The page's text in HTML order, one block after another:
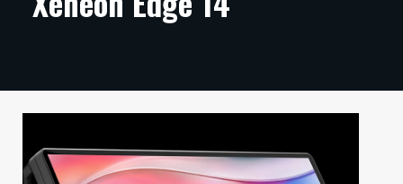
ARTIKKELIT
TECHBBS
HINTA.FI